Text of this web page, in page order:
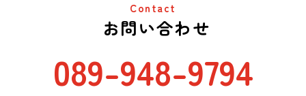
Contact
お問い合わせ
089-948-9794